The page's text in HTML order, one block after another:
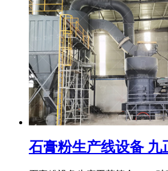
石膏粉生产线设备 九